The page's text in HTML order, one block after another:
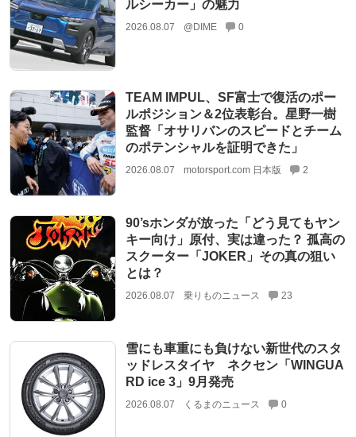
ルシーカー」の魅力
2026.08.07 @DIME 0
TEAM IMPUL、SF富士で復活のポー
ルポジション＆2位表彰台。星野一樹
監督「オサリバンのスピードとチーム
のポテンシャルを証明できた」
2026.08.07 motorsport.com 日本版 2
90’sホンダが放った「どう見てもヤン
キー向け」原付、実は違った？ 孤高の
スクーター「JOKER」その真の狙い
とは？
2026.08.07 乗りものニュース 23
雪にも車重にも負けない新世代のスタ
ッドレスタイヤ ネクセン「WINGUA
RD ice 3」9月発売
2026.08.07 くるまのニュース 0